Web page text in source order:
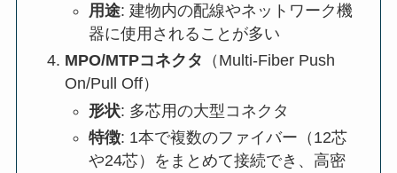
用途: 建物内の配線やネットワーク機
器に使用されることが多い
MPO/MTPコネクタ （Multi-Fiber Push
On/Pull Off）
形状: 多芯用の大型コネクタ
特徴: 1本で複数のファイバー（12芯
や24芯）をまとめて接続でき、高密